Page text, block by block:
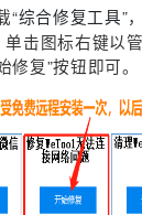
“综合修复工具”
单击图标右键以
复”按钮即可。